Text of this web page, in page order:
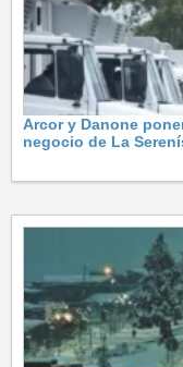
Arcor y Danone
negocio de La